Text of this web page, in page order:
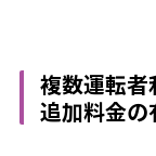
複数運転
追加料金